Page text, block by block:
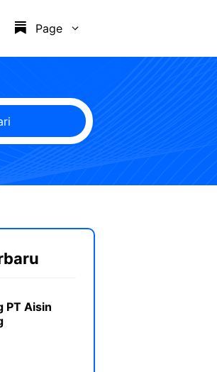
Page
PT Aisin